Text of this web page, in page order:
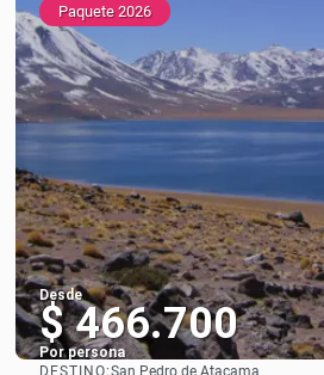
Paquete 2026
Desde
$ 466.700
Por persona
DESTINO:San Pedro de Atacama